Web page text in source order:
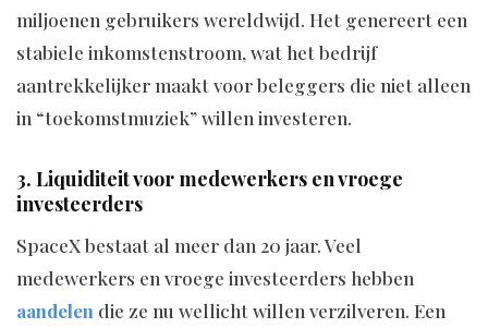
miljoenen gebruikers wereldwijd. Het genereert een
stabiele inkomstenstroom, wat het bedrijf
aantrekkelijker maakt voor beleggers die niet alleen
in “toekomstmuziek” willen investeren.
3. Liquiditeit voor medewerkers en vroege
investeerders
SpaceX bestaat al meer dan 20 jaar. Veel
medewerkers en vroege investeerders hebben
aandelen die ze nu wellicht willen verzilveren. Een